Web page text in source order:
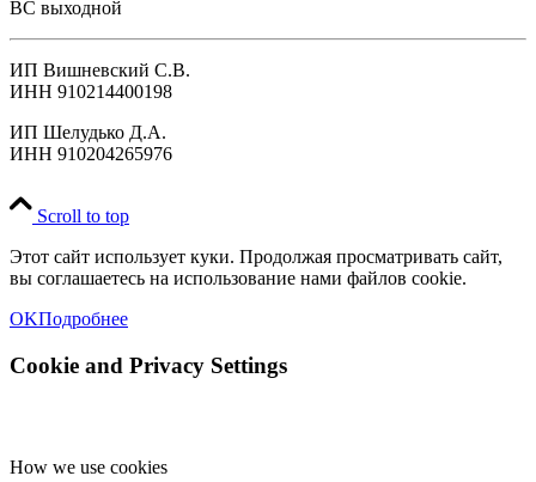
ВС выходной
ИП Вишневский С.В.
ИНН 910214400198
ИП Шелудько Д.А.
ИНН 910204265976
Scroll to top
Этот сайт использует куки. Продолжая просматривать сайт,
вы соглашаетесь на использование нами файлов cookie.
OKПодробнее
Cookie and Privacy Settings
How we use cookies